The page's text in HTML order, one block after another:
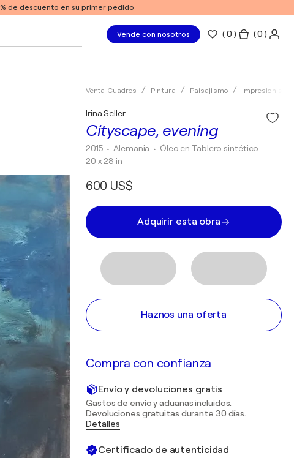
de descuento en su primer pedido
Vende con nosotros (0 ) ( 0 )
Venta Cuadros Pintura Paisajismo Impresionismo
Cityscape, evening
Irina Seller
2015 • Alemania • Óleo en Tablero sintético
20 x 28 in
600 US$
Adquirir esta obra
Haznos una oferta
Compra con confianza
Envío y devoluciones gratis
Gastos de envío y aduanas incluidos.
Devoluciones gratuitas durante 30 días.
Detalles
Certificado de autenticidad